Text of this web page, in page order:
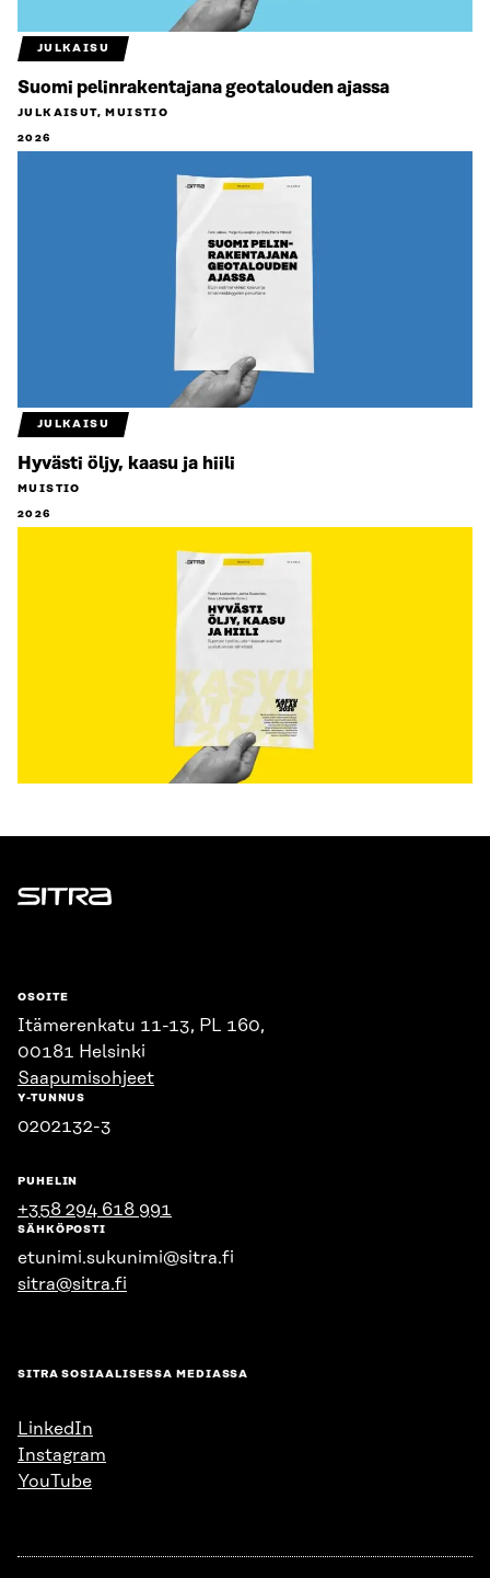
JULKAISU
Suomi pelinrakentajana geotalouden ajassa
JULKAISUT, MUISTIO
2026
JULKAISU
Hyvästi öljy, kaasu ja hiili
MUISTIO
2026
Sitra
OSOITE
Itämerenkatu 11-13, PL 160,
00181 Helsinki
Saapumisohjeet
Y-TUNNUS
0202132-3
PUHELIN
+358 294 618 991
SÄHKÖPOSTI
etunimi.sukunimi@sitra.fi
sitra@sitra.fi
SITRA SOSIAALISESSA MEDIASSA
LinkedIn
Instagram
YouTube